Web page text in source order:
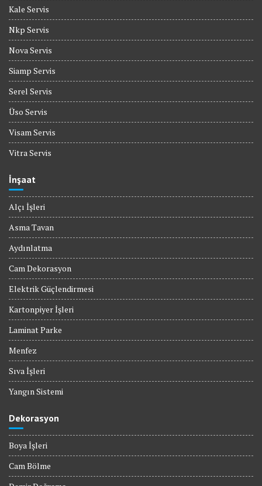
Kale Servis
Nkp Servis
Nova Servis
Siamp Servis
Serel Servis
Üso Servis
Visam Servis
Vitra Servis
İnşaat
Alçı İşleri
Asma Tavan
Aydınlatma
Cam Dekorasyon
Elektrik Güçlendirmesi
Kartonpiyer İşleri
Laminat Parke
Menfez
Sıva İşleri
Yangın Sistemi
Dekorasyon
Boya İşleri
Cam Bölme